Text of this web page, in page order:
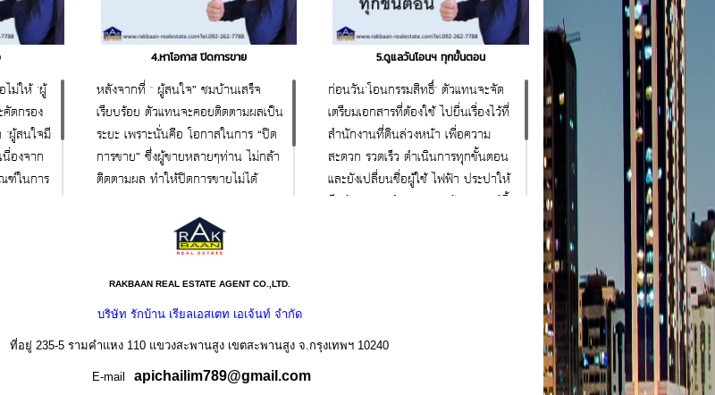
ไม่ให้ "ผู้
ดกรอง
"ผู้สนใจมี
องจาก
ฑ์ในการ
4.หาโอกาส ปิดการขาย
หลังจากที่ " ผู้สนใจ” ชมบ้านเสร็จ
เรียบร้อย ตัวแทนจะคอยติดตามผลเป็น
ระยะ เพราะนั่นคือ โอกาสในการ “ปิด
การขาย” ซึ่งผู้ขายหลายๆท่าน ไม่กล้า
ติดตามผล ทำให้ปิดการขายไม่ได้
สนใจสอบถาม ขอคำแนะนำ
ฟรี 092-262-7788 www.rakbaan-
5.ดูแลวันโอนฯ ทุกขั้นตอน
ก่อนวัน"โอนกรรมสิทธิ์" ตัวแทนจะจัด
เตรียมเอกสารที่ต้องใช้ ไปยื่นเรื่องไว้ที่
สำนักงานที่ดินล่วงหน้า เพื่อความ
สะดวก รวดเร็ว ดำเนินการทุกขั้นตอน
และยังเปลี่ยนชื่อผู้ใช้ ไฟฟ้า ประปาให้
อีกด้วย แทนคำขอบคุณ ผู้ขายและผู้ซื้อ
RAKBAAN REAL ESTATE AGENT CO.,LTD.
บริษัท รักบ้าน เรียลเอสเตท เอเจ้นท์ จำกัด
ที่อยู่ 235-5 รามคำแหง 110 แขวงสะพานสูง เขตสะพานสูง จ.กรุงเทพฯ 10240
E-mail apichailim789@gmail.com